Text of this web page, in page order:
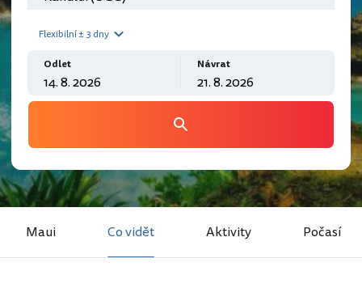
Flexibilní ± 3 dny
Odlet Návrat
Maui Co vidět Aktivity Počasí